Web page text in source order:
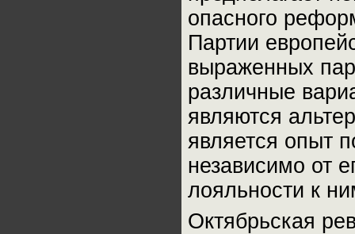
опасного
Партии
выраженных
различные
являются
является опыт
независимо от
лояльности к
Октябрьская